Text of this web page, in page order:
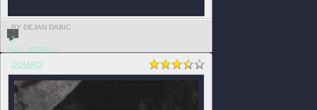
BY DEJAN DABIC
3
FULL STORY »
DOMACI